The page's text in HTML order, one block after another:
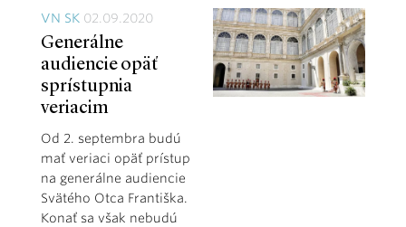
VN SK 02.09.2020
Generálne
audiencie opäť
sprístupnia
veriacim
Od 2. septembra budú
mať veriaci opäť prístup
na generálne audiencie
Svätého Otca Františka.
Konať sa však nebudú